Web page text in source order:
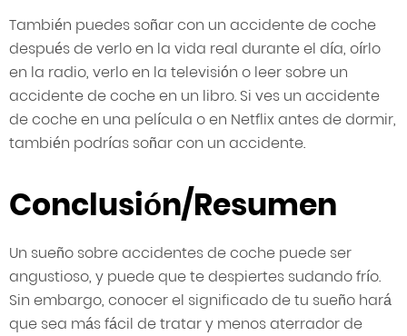
También puedes soñar con un accidente de coche
después de verlo en la vida real durante el día, oírlo
en la radio, verlo en la televisión o leer sobre un
accidente de coche en un libro. Si ves un accidente
de coche en una película o en Netflix antes de dormir,
también podrías soñar con un accidente.
Conclusión/Resumen
Un sueño sobre accidentes de coche puede ser
angustioso, y puede que te despiertes sudando frío.
Sin embargo, conocer el significado de tu sueño hará
que sea más fácil de tratar y menos aterrador de